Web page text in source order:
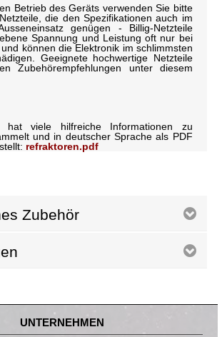
Betrieb des Geräts verwenden Sie bitte
die den Spezifikationen auch im
genügen - Billig-Netzteile
Spannung und Leistung oft nur bei
können die Elektronik im schlimmsten
Geeignete hochwertige Netzteile
Zubehörempfehlungen unter diesem
hat viele hilfreiche Informationen zu
und in deutscher Sprache als PDF
refraktoren.pdf
Zubehör
UNTERNEHMEN